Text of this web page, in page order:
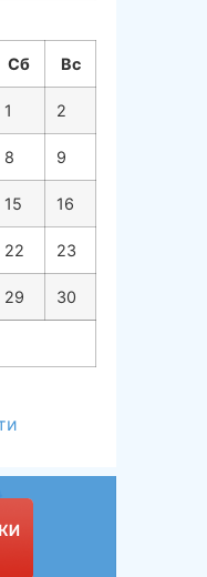
Сб Вс
1 2
8 9
15 16
22 23
29 30